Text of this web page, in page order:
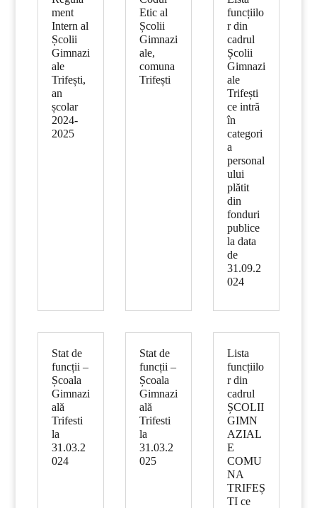
ment
Intern al
Școlii
Gimnazi
ale
Trifești,
an
școlar
2024-
2025
Etic al
Școlii
Gimnazi
ale,
comuna
Trifești
funcțiilo
r din
cadrul
Școlii
Gimnazi
ale
Trifești
ce intră
în
categori
a
personal
ului
plătit
din
fonduri
publice
la data
de
31.09.2
024
Stat de
funcții –
Școala
Gimnazi
ală
Trifesti
la
31.03.2
024
Stat de
funcții –
Școala
Gimnazi
ală
Trifesti
la
31.03.2
025
Lista
funcțiilo
r din
cadrul
ȘCOLII
GIMN
AZIAL
E
COMU
NA
TRIFEȘ
TI ce